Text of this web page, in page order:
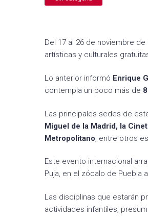
Del 17 al 26 de noviembre
artísticas y culturales
Lo anterior informó Enrique
contempla un poco más de
Las principales sedes de
Miguel de la Madrid, la
Metropolitano , entre otros
Este evento internacional
Puja, en el zócalo de Puebla
Las disciplinas que estarán
actividades infantiles,